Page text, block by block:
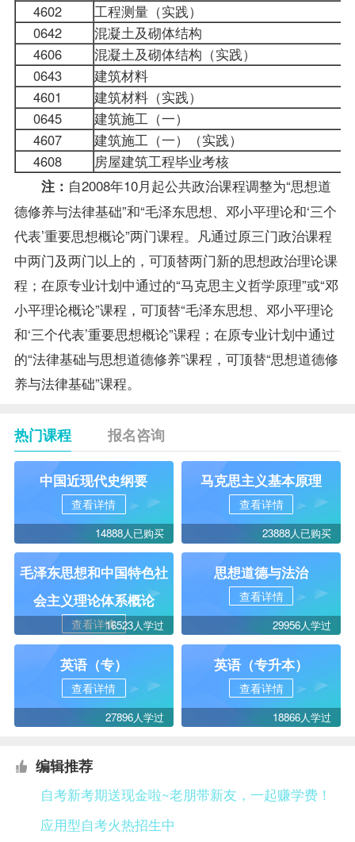
4602
工程测量（实践）
0642
混凝土及砌体结构
4606
混凝土及砌体结构（实践）
0643
建筑材料
4601
建筑材料（实践）
0645
建筑施工（一）
4607
建筑施工（一）（实践）
4608
房屋建筑工程毕业考核
注： 自2008年10月起公共政治课程调整为“思想道
德修养与法律基础”和“毛泽东思想、邓小平理论和‘三个
代表’重要思想概论”两门课程。凡通过原三门政治课程
中两门及两门以上的，可顶替两门新的思想政治理论课
程；在原专业计划中通过的“马克思主义哲学原理”或“邓
小平理论概论”课程，可顶替“毛泽东思想、邓小平理论
和‘三个代表’重要思想概论”课程；在原专业计划中通过
的“法律基础与思想道德修养”课程，可顶替“思想道德修
养与法律基础”课程。
热门课程 报名咨询
中国近现代史纲要
查看详情
14888人已购买
马克思主义基本原理
查看详情
23888人已购买
毛泽东思想和中国特色社
会主义理论体系概论
查看详情16523人学过
思想道德与法治
查看详情
29956人学过
英语（专）
查看详情
27896人学过
英语（专升本）
查看详情
18866人学过
编辑推荐
自考新考期送现金啦~老朋带新友，一起赚学费！
应用型自考火热招生中